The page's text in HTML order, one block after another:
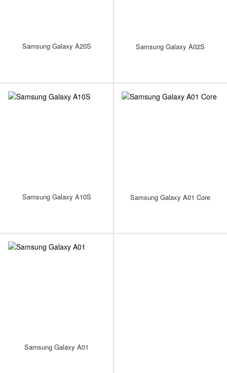
Samsung Galaxy A20S Samsung Galaxy A02S
Samsung Galaxy A10S Samsung Galaxy A01 Core
Samsung Galaxy A01